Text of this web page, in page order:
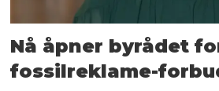
Nå åpner byrådet
fossilreklame-